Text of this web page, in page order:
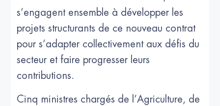
s’engagent ensemble à développer les
projets structurants de ce nouveau contrat
pour s’adapter collectivement aux défis du
secteur et faire progresser leurs
contributions.
Cinq ministres chargés de l’Agriculture, de